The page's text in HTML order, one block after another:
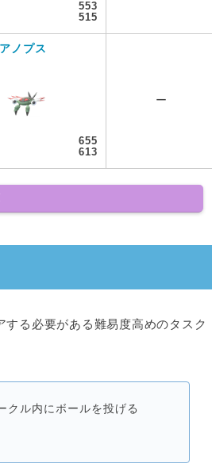
553
515
アノプス
655
613
ー
する必要がある難易度高めのタスク
クル内にボールを投げる